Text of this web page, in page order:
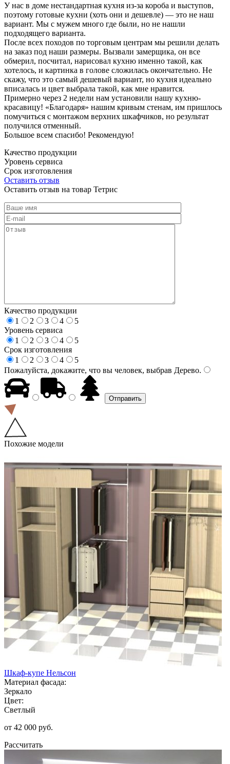
У нас в доме нестандартная кухня из-за короба и выступов,
поэтому готовые кухни (хоть они и дешевле) — это не наш
вариант. Мы с мужем много где были, но не нашли
подходящего варианта.
После всех походов по торговым центрам мы решили делать
на заказ под наши размеры. Вызвали замерщика, он все
обмерил, посчитал, нарисовал кухню именно такой, как
хотелось, и картинка в голове сложилась окончательно. Не
скажу, что это самый дешевый вариант, но кухня идеально
вписалась и цвет выбрала такой, как мне нравится.
Примерно через 2 недели нам установили нашу кухню-
красавицу! «Благодаря» нашим кривым стенам, им пришлось
помучиться с монтажом верхних шкафчиков, но результат
получился отменный.
Большое всем спасибо! Рекомендую!
Качество продукции
Уровень сервиса
Срок изготовления
Оставить отзыв
Оставить отзыв на товар Тетрис
Качество продукции
1
2 3 4
5
Уровень сервиса
1
2 3 4
5
Срок изготовления
1
2 3 4
5
Пожалуйста, докажите, что вы человек, выбрав Дерево.
Похожие модели
Шкаф-купе Нельсон
Материал фасада:
Зеркало
Цвет:
Светлый
от 42 000 руб.
Рассчитать